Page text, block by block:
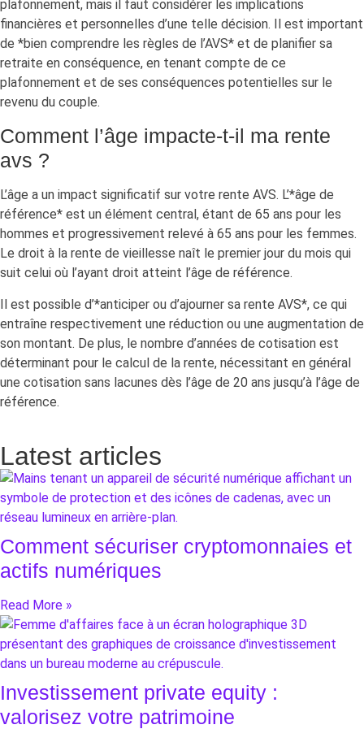
plafonnement, mais il faut considérer les implications
financières et personnelles d’une telle décision. Il est important
de *bien comprendre les règles de l’AVS* et de planifier sa
retraite en conséquence, en tenant compte de ce
plafonnement et de ses conséquences potentielles sur le
revenu du couple.
Comment l’âge impacte-t-il ma rente
avs ?
L’âge a un impact significatif sur votre rente AVS. L’*âge de
référence* est un élément central, étant de 65 ans pour les
hommes et progressivement relevé à 65 ans pour les femmes.
Le droit à la rente de vieillesse naît le premier jour du mois qui
suit celui où l’ayant droit atteint l’âge de référence.
Il est possible d’*anticiper ou d’ajourner sa rente AVS*, ce qui
entraîne respectivement une réduction ou une augmentation de
son montant. De plus, le nombre d’années de cotisation est
déterminant pour le calcul de la rente, nécessitant en général
une cotisation sans lacunes dès l’âge de 20 ans jusqu’à l’âge de
référence.
Latest articles
Comment sécuriser cryptomonnaies et
actifs numériques
Read More »
Investissement private equity :
valorisez votre patrimoine